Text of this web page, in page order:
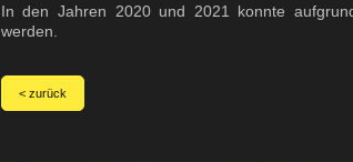
In den Jahren 2020 und 2021 konnte
werden.
< zurück